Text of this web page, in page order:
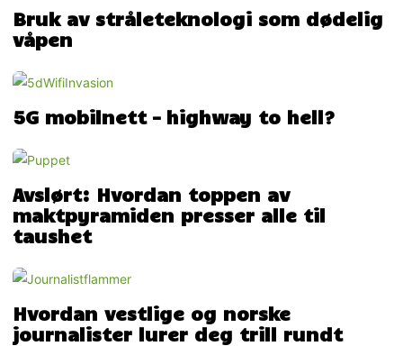
Bruk av stråleteknologi som dødelig
våpen
5G mobilnett – highway to hell?
Avslørt: Hvordan toppen av
maktpyramiden presser alle til
taushet
Hvordan vestlige og norske
journalister lurer deg trill rundt